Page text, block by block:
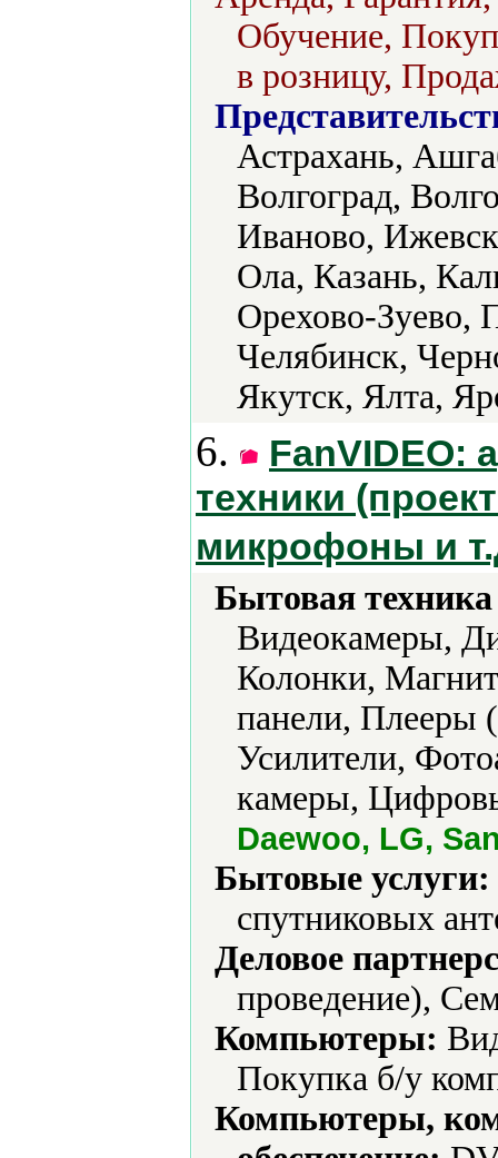
Обучение,
в розницу,
Астрахань,
Волгоград,
Иваново,
Ола, Казань,
Орехово-Зуево,
Челябинск,
Якутск, Ялта,
6.
FanVIDEO:
техники
микрофоны и
Бытовая
Видеокамеры,
Колонки,
панели, Плееры
Усилители,
камеры,
Daewoo, LG,
Бытовые услуги:
спутниковых
Деловое
проведение),
Компьютеры:
Покупка б/у
Компьютеры,